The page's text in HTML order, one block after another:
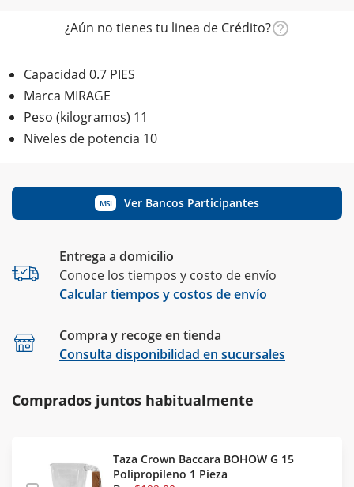
¿Aún no tienes tu linea de Crédito?
Capacidad 0.7 PIES
Marca MIRAGE
Peso (kilogramos) 11
Niveles de potencia 10
MSI Ver Bancos Participantes
Entrega a domicilio
Conoce los tiempos y costo de envío
Calcular tiempos y costos de envío
Compra y recoge en tienda
Consulta disponibilidad en sucursales
Comprados juntos habitualmente
Taza Crown Baccara BOHOW G 15
Polipropileno 1 Pieza